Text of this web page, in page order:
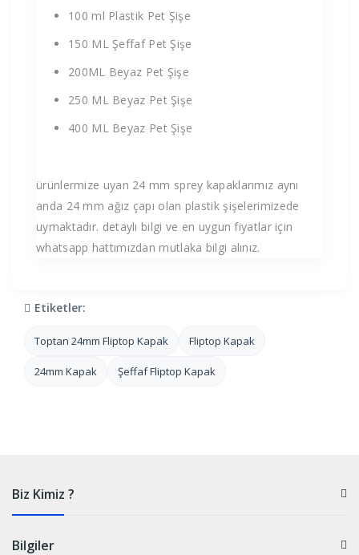
100 ml Plastik Pet Şişe
150 ML Şeffaf Pet Şişe
200ML Beyaz Pet Şişe
250 ML Beyaz Pet Şişe
400 ML Beyaz Pet Şişe
ürünlermize uyan 24 mm sprey kapaklarımız aynı
anda 24 mm ağız çapı olan plastik şişelerimizede
uymaktadır. detaylı bilgi ve en uygun fiyatlar için
whatsapp hattımızdan mutlaka bilgi alınız.
Etiketler:
Toptan 24mm Fliptop Kapak Fliptop Kapak
24mm Kapak Şeffaf Fliptop Kapak
Biz Kimiz ?
Bilgiler